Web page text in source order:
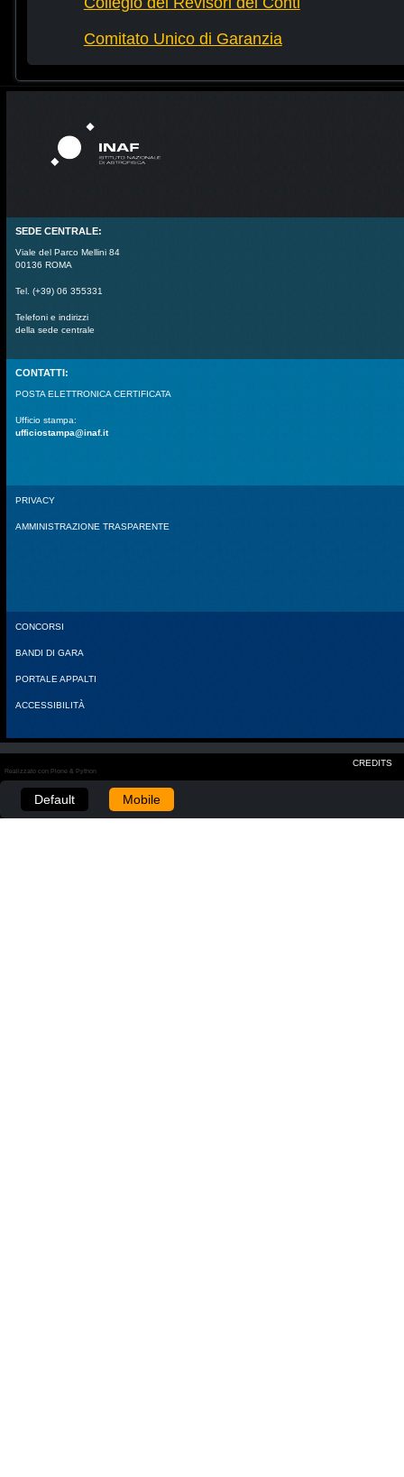
Comitato Unico di Garanzia
SEDE CENTRALE:
Viale del Parco Mellini 84
00136 ROMA
Tel. (+39) 06 355331
Telefoni e indirizzi
della sede centrale
CONTATTI:
POSTA ELETTRONICA CERTIFICATA
Ufficio stampa:
ufficiostampa@inaf.it
PRIVACY
AMMINISTRAZIONE TRASPARENTE
CONCORSI
BANDI DI GARA
PORTALE APPALTI
ACCESSIBILITÀ
CREDITS
Realizzato con Plone & Python
Default Mobile